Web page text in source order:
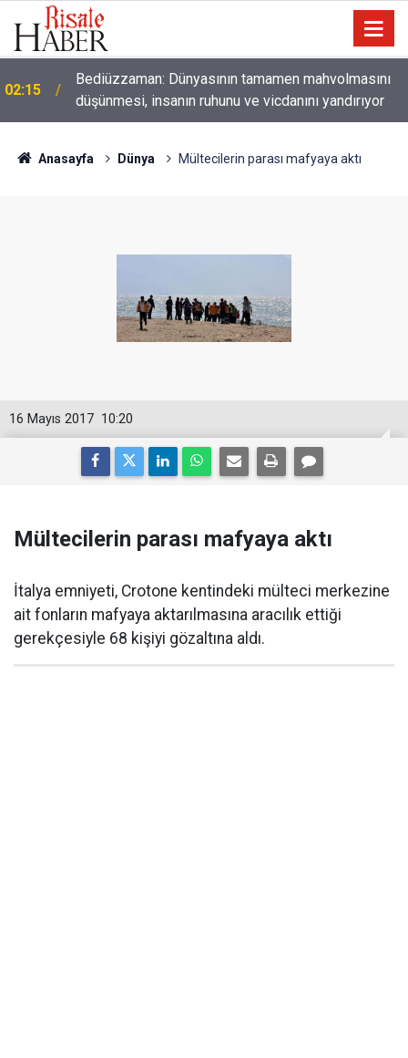
01:45 Paçalarını yerde sürünmeyecek şekilde yukarıda tut
Anasayfa Dünya Mültecilerin parası mafyaya aktı
10:20
16 Mayıs 2017
Mültecilerin parası mafyaya aktı
İtalya emniyeti, Crotone kentindeki mülteci merkezine
ait fonların mafyaya aktarılmasına aracılık ettiği
gerekçesiyle 68 kişiyi gözaltına aldı.